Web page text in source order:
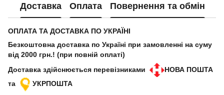
Доставка Оплата Повернення та обмін
ОПЛАТА ТА ДОСТАВКА ПО УКРАЇНІ
Безкоштовна доставка по Україні при замовленні на суму
від 2000 грн.! (при повній оплаті)
Доставка здійснюється перевізниками
НОВА ПОШТА
та
УКРПОШТА